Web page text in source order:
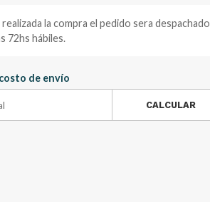
realizada la compra el pedido sera despachado
72hs hábiles.
de envío
CALCULAR